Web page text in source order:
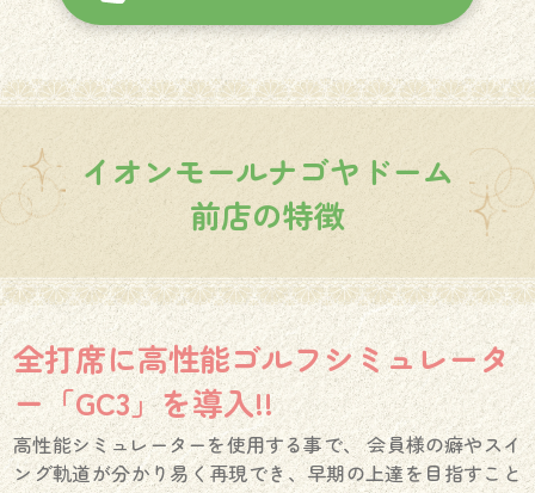
イオンモールナゴヤドーム
前店の特徴
全打席に高性能ゴルフシミュレータ
ー「GC3」を導入!!
高性能シミュレーターを使用する事で、 会員様の癖やスイ
ング軌道が分かり易く再現でき、早期の上達を目指すこと